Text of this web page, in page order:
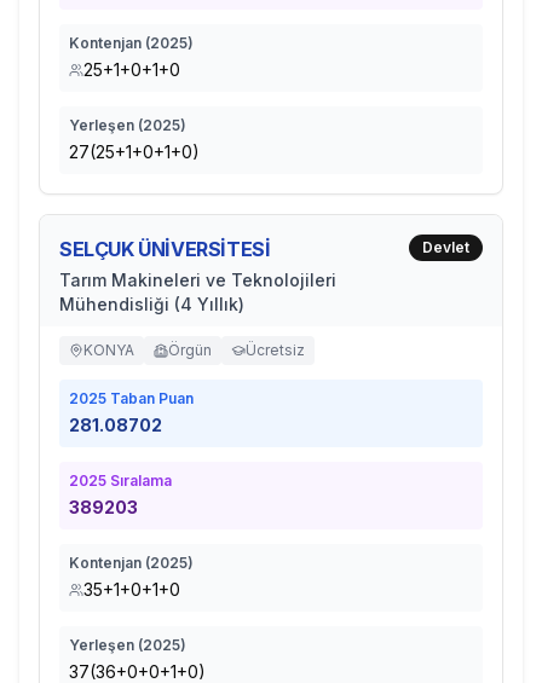
Kontenjan (2025)
25+1+0+1+0
Yerleşen (2025)
27(25+1+0+1+0)
SELÇUK ÜNİVERSİTESİ
Tarım Makineleri ve Teknolojileri
Mühendisliği (4 Yıllık)
Devlet
KONYA Örgün Ücretsiz
2025 Taban Puan
281.08702
2025 Sıralama
389203
Kontenjan (2025)
35+1+0+1+0
Yerleşen (2025)
37(36+0+0+1+0)